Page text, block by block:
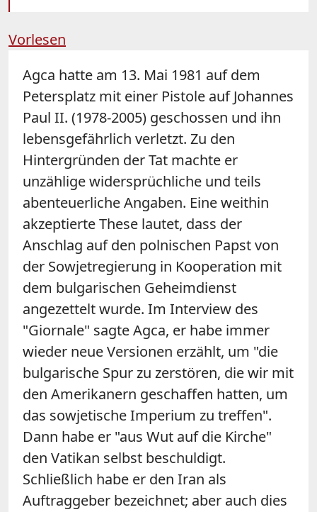
Vorlesen
Agca hatte am 13. Mai 1981 auf dem
Petersplatz mit einer Pistole auf Johannes
Paul II. (1978-2005) geschossen und ihn
lebensgefährlich verletzt. Zu den
Hintergründen der Tat machte er
unzählige widersprüchliche und teils
abenteuerliche Angaben. Eine weithin
akzeptierte These lautet, dass der
Anschlag auf den polnischen Papst von
der Sowjetregierung in Kooperation mit
dem bulgarischen Geheimdienst
angezettelt wurde. Im Interview des
"Giornale" sagte Agca, er habe immer
wieder neue Versionen erzählt, um "die
bulgarische Spur zu zerstören, die wir mit
den Amerikanern geschaffen hatten, um
das sowjetische Imperium zu treffen".
Dann habe er "aus Wut auf die Kirche"
den Vatikan selbst beschuldigt.
Schließlich habe er den Iran als
Auftraggeber bezeichnet; aber auch dies